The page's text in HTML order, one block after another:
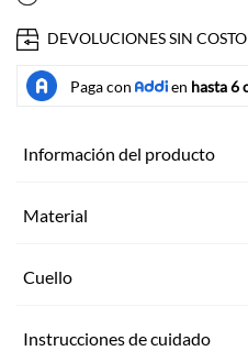
DEVOLUCIONES SIN COSTO
Información del producto
Material
Cuello
Instrucciones de cuidado